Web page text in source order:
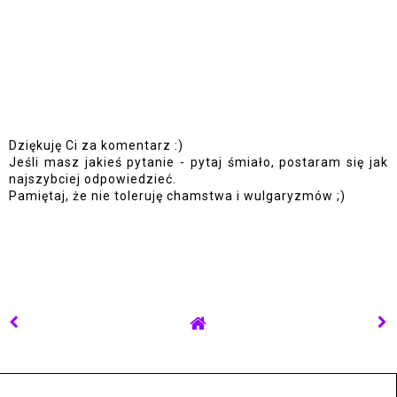
Dziękuję Ci za komentarz :)
Jeśli masz jakieś pytanie - pytaj śmiało, postaram się jak
najszybciej odpowiedzieć.
Pamiętaj, że nie toleruję chamstwa i wulgaryzmów ;)